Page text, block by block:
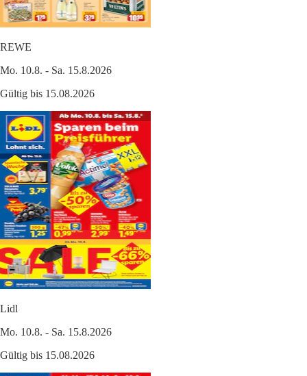
REWE
Mo. 10.8. - Sa. 15.8.2026
Gültig bis 15.08.2026
Lidl
Mo. 10.8. - Sa. 15.8.2026
Gültig bis 15.08.2026